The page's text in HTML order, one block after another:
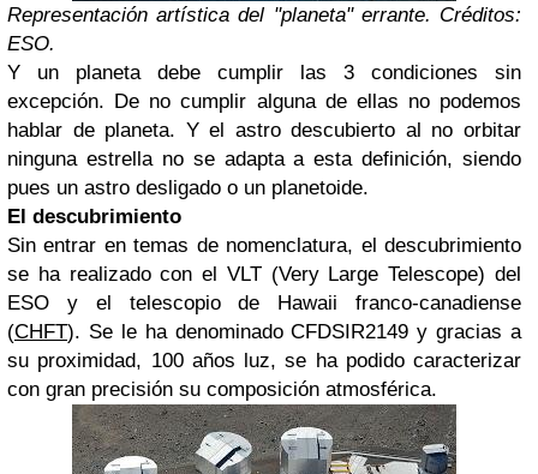
Representación artística del "planeta" errante. Créditos:
ESO.
Y un planeta debe cumplir las 3 condiciones sin
excepción. De no cumplir alguna de ellas no podemos
hablar de planeta. Y el astro descubierto al no orbitar
ninguna estrella no se adapta a esta definición, siendo
pues un astro desligado o un planetoide.
El descubrimiento
Sin entrar en temas de nomenclatura, el descubrimiento
se ha realizado con el VLT (Very Large Telescope) del
ESO y el telescopio de Hawaii franco-canadiense
(CHFT). Se le ha denominado CFDSIR2149 y gracias a
su proximidad, 100 años luz, se ha podido caracterizar
con gran precisión su composición atmosférica.